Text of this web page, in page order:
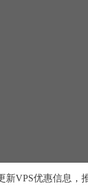
新VPS优惠信息，